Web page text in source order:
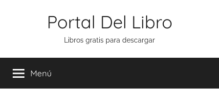
Portal Del Libro
Libros gratis para descargar
Menú